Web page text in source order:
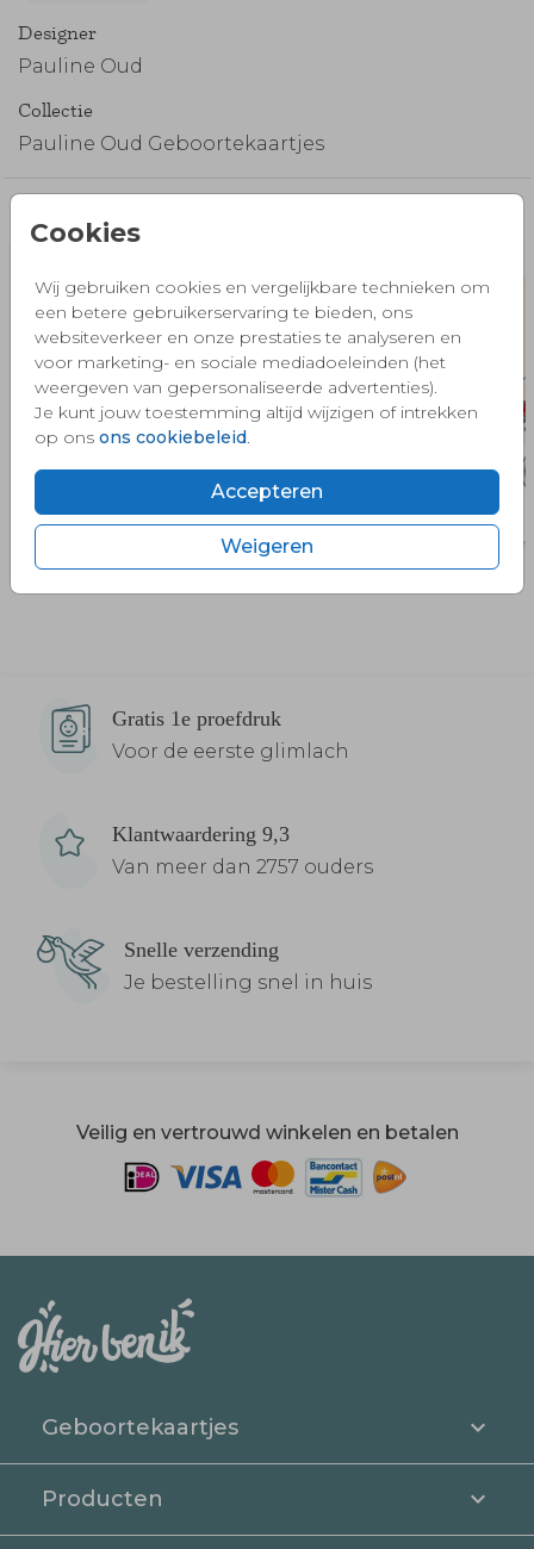
Cookies
Wij gebruiken cookies en vergelijkbare technieken om
een betere gebruikerservaring te bieden, ons
websiteverkeer en onze prestaties te analyseren en
voor marketing- en sociale mediadoeleinden (het
weergeven van gepersonaliseerde advertenties).
Je kunt jouw toestemming altijd wijzigen of intrekken
op ons ons cookiebeleid
Accepteren
Weigeren
Je ziet ook knuffels en slingers.
Designer
Pauline Oud
Collectie
Pauline Oud Geboortekaartjes
Misschien vind je dit ook mooi 🧡
Gratis 1e proefdruk
Voor de eerste glimlach
Klantwaardering 9,3
Van meer dan 2757 ouders
Snelle verzending
Je bestelling snel in huis
Veilig en vertrouwd winkelen en betalen
Geboortekaartjes
Producten